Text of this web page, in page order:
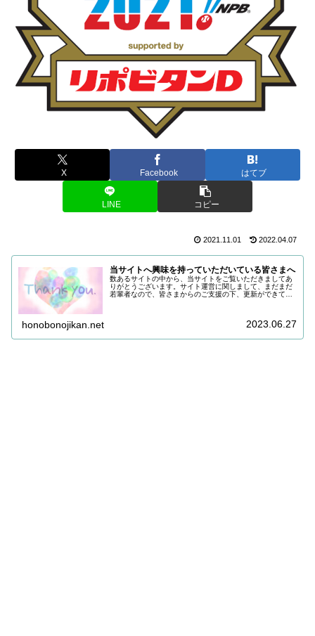
X Facebook はてブ
LINE コピー
2021.11.01 2022.04.07
当サイトへ興味を持っていただいている皆さまへ
数あるサイトの中から、当サイトをご覧いただきましてあ
りがとうございます。サイト運営に関しまして、まだまだ
若輩者なので、皆さまからのご支援の下、更新ができてい
honobonojikan.net 2023.06.27